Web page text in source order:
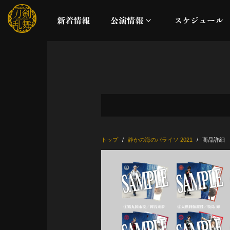
新着情報 公演情報
配信
ライブビューイング
公演に関するお知らせ
スケジュール
トップ 静かの海のパライソ 2021 商品詳細